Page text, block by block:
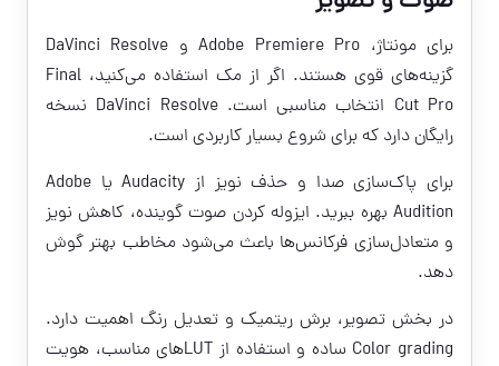
برای مونتاژ، Adobe Premiere Pro و DaVinci Resolve
گزینه‌های قوی هستند. اگر از مک استفاده می‌کنید، Final
Cut Pro انتخاب مناسبی است. DaVinci Resolve نسخه
رایگان دارد که برای شروع بسیار کاربردی است.
برای پاک‌سازی صدا و حذف نویز از Audacity یا Adobe
Audition بهره ببرید. ایزوله کردن صوت گوینده، کاهش نویز
و متعادل‌سازی فرکانس‌ها باعث می‌شود مخاطب بهتر گوش
دهد.
در بخش تصویر، برش ریتمیک و تعدیل رنگ اهمیت دارد.
Color grading ساده و استفاده از LUTهای مناسب، هویت